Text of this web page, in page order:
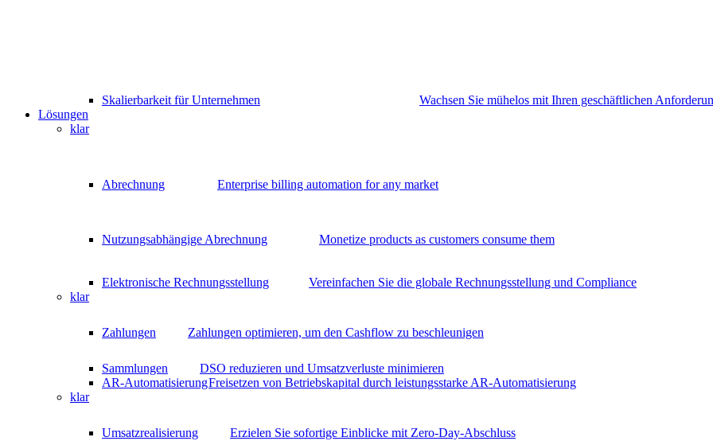
Skalierbarkeit für Unternehmen
Wachsen Sie mühelos mit Ihren geschäftlichen
Lösungen
klar
Abrechnung Enterprise billing automation for any market
Nutzungsabhängige Abrechnung Monetize products as customers consume them
Elektronische Rechnungsstellung
Vereinfachen Sie die globale Rechnungsstellung und Compliance
klar
Zahlungen Zahlungen optimieren, um den Cashflow zu beschleunigen
Sammlungen
DSO reduzieren und Umsatzverluste minimieren
AR-AutomatisierungFreisetzen von Betriebskapital durch leistungsstarke AR-Automatisierung
klar
Umsatzrealisierung Erzielen Sie sofortige Einblicke mit Zero-Day-Abschluss